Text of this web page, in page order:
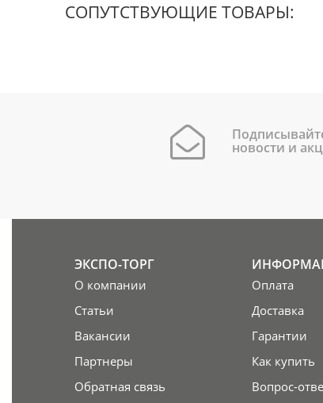
СОПУТСТВУЮЩИЕ ТОВАРЫ:
новости и
ЭКСПО-ТОРГ
О компании
Статьи
Вакансии
Партнеры
Обратная связь
Оплата
Доставка
Гарантии
Как купить
Вопрос-